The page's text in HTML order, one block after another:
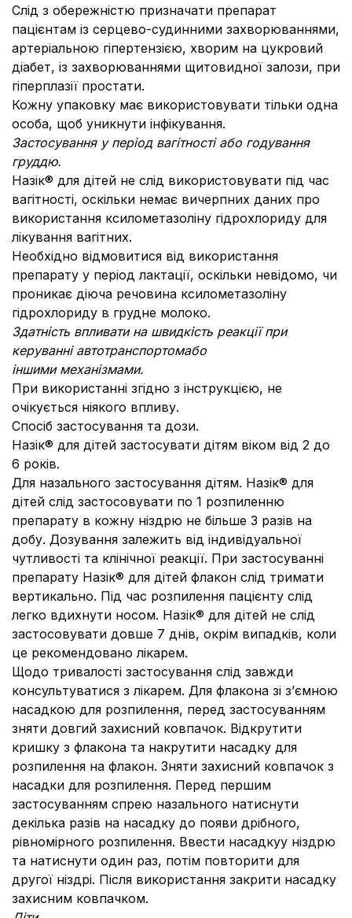
Слід з обережністю призначати препарат
пацієнтам із серцево-судинними захворюваннями,
артеріальною гіпертензією, хворим на цукровий
діабет, із захворюваннями щитовидної залози, при
гіперплазії простати.
Кожну упаковку має використовувати тільки одна
особа, щоб уникнути інфікування.
Застосування у період вагітності або годування
груддю.
Назік® для дітей не слід використовувати під час
вагітності, оскільки немає вичерпних даних про
використання ксилометазоліну гідрохлориду для
лікування вагітних.
Необхідно відмовитися від використання
препарату у період лактації, оскільки невідомо, чи
проникає діюча речовина ксилометазоліну
гідрохлориду в грудне молоко.
Здатність впливати на швидкість реакції при
керуванні автотранспортомабо
іншими механізмами.
При використанні згідно з інструкцією, не
очікується ніякого впливу.
Спосіб застосування та дози.
Назік® для дітей застосувати дітям віком від 2 до
6 років.
Для назального застосування дітям. Назік® для
дітей слід застосовувати по 1 розпиленню
препарату в кожну ніздрю не більше 3 разів на
добу. Дозування залежить від індивідуальної
чутливості та клінічної реакції. При застосуванні
препарату Назік® для дітей флакон слід тримати
вертикально. Під час розпилення пацієнту слід
легко вдихнути носом. Назік® для дітей не слід
застосовувати довше 7 днів, окрім випадків, коли
це рекомендовано лікарем.
Щодо тривалості застосування слід завжди
консультуватися з лікарем. Для флакона зі з’ємною
насадкою для розпилення, перед застосуванням
зняти довгий захисний ковпачок. Відкрутити
кришку з флакона та накрутити насадку для
розпилення на флакон. Зняти захисний ковпачок з
насадки для розпилення. Перед першим
застосуванням спрею назального натиснути
декілька разів на насадку до появи дрібного,
рівномірного розпилення. Ввести насадкуу ніздрю
та натиснути один раз, потім повторити для
другої ніздрі. Після використання закрити насадку
захисним ковпачком.